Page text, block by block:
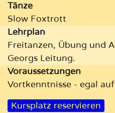
Tänze
Slow Foxtrott
Lehrplan
Freitanzen, Übung und
Georgs Leitung.
Vor­aus­setzungen
Vortkenntnisse - egal
Kursplatz reservieren